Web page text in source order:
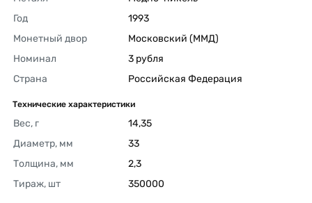
Год
1993
Монетный двор
Московский (ММД)
Номинал
3 рубля
Страна
Российская Федерация
Технические характеристики
Вес, г
14,35
Диаметр, мм
33
Толщина, мм
2,3
Тираж, шт
350000